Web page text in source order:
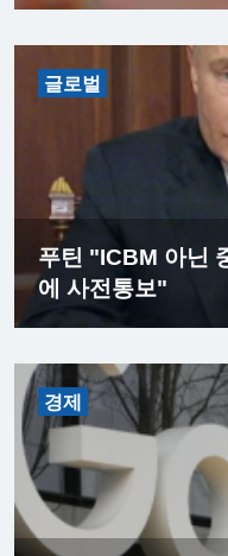
글로벌
푸틴 "ICBM 아닌
에 사전통보"
경제